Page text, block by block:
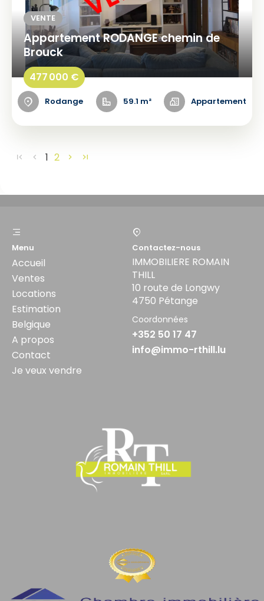
VENTE
Appartement RODANGE chemin de
Brouck
477 000 €
Rodange 59.1 m² Appartement
1 2
Menu
Accueil
Ventes
Locations
Estimation
Belgique
A propos
Contact
Je veux vendre
Contactez-nous
IMMOBILIERE ROMAIN
THILL
10 route de Longwy
4750 Pétange
Coordonnées
+352 50 17 47
info@immo-rthill.lu